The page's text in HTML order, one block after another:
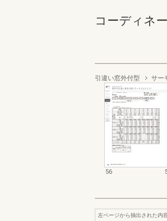
コーディネ
引違い窓外付型 サー
56
左ページから抽出された内